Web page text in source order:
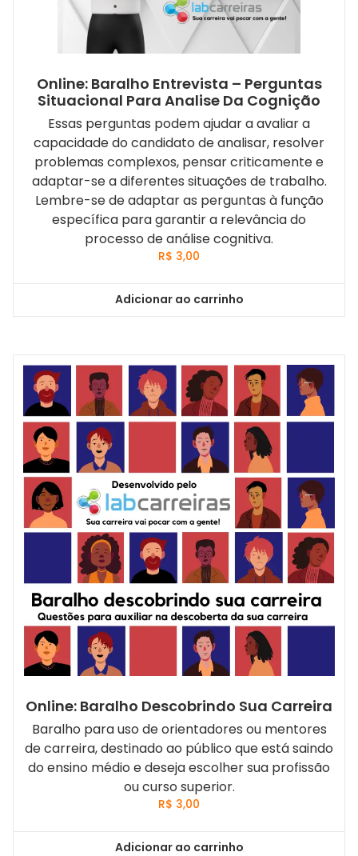
Online: Baralho Entrevista – Perguntas
Situacional Para Analise Da Cognição
Essas perguntas podem ajudar a avaliar a
capacidade do candidato de analisar, resolver
problemas complexos, pensar criticamente e
adaptar-se a diferentes situações de trabalho.
Lembre-se de adaptar as perguntas à função
específica para garantir a relevância do
processo de análise cognitiva.
R$ 3,00
Adicionar ao carrinho
Online: Baralho Descobrindo Sua Carreira
Baralho para uso de orientadores ou mentores
de carreira, destinado ao público que está saindo
do ensino médio e deseja escolher sua profissão
ou curso superior.
R$ 3,00
Adicionar ao carrinho